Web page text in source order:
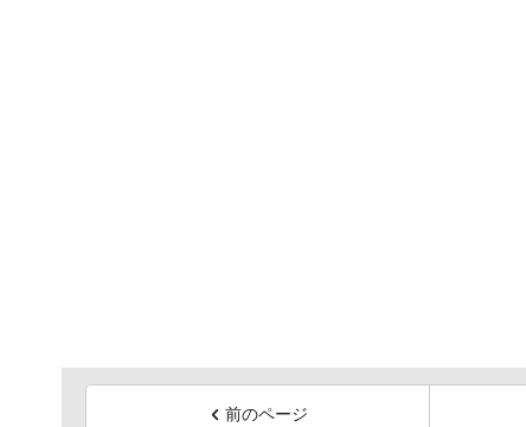
前のページ